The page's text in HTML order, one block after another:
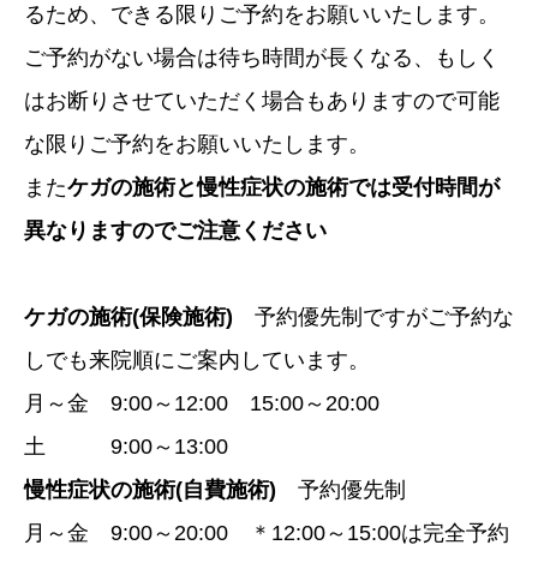
るため、できる限りご予約をお願いいたします。
ご予約がない場合は待ち時間が長くなる、もしく
はお断りさせていただく場合もありますので可能
な限りご予約をお願いいたします。
またケガの施術と慢性症状の施術では受付時間が
異なりますのでご注意ください
ケガの施術(保険施術) 予約優先制ですがご予約な
しでも来院順にご案内しています。
月～金 9:00～12:00 15:00～20:00
土 9:00～13:00
慢性症状の施術(自費施術) 予約優先制
月～金 9:00～20:00 ＊12:00～15:00は完全予約